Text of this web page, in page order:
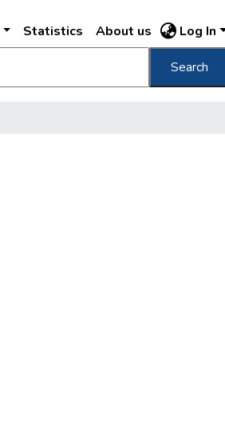
Statistics About us Log In
Search